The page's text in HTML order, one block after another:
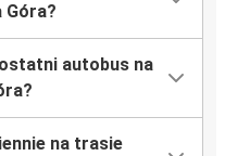
Góra?
autobus na
na trasie